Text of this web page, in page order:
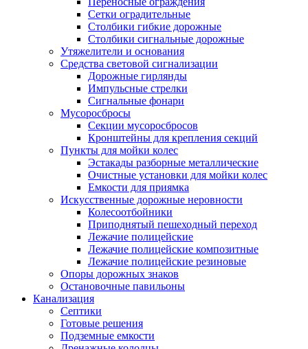
Сетки оградительные
Столбики гибкие дорожные
Столбики сигнальные дорожные
Утяжелители и основания
Средства световой сигнализации
Дорожные гирлянды
Импульсные стрелки
Сигнальные фонари
Мусоросбросы
Секции мусоросбросов
Кронштейны для крепления секций
Пункты для мойки колес
Эстакады разборные металлические
Очистные установки для мойки колес
Емкости для приямка
Искусственные дорожные неровности
Колесоотбойники
Приподнятый пешеходный переход
Лежачие полицейские
Лежачие полицейские композитные
Лежачие полицейские резиновые
Опоры дорожных знаков
Остановочные павильоны
Канализация
Септики
Готовые решения
Подземные емкости